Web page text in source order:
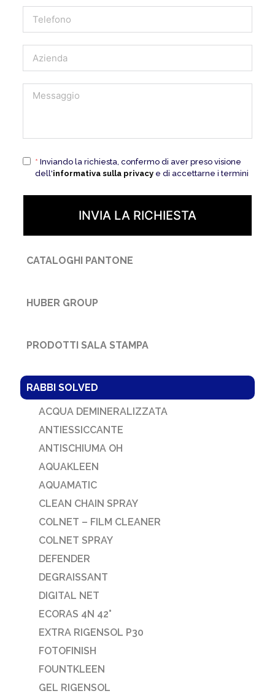
CATALOGHI PANTONE
HUBER GROUP
PRODOTTI SALA STAMPA
RABBI SOLVED
ACQUA DEMINERALIZZATA
ANTIESSICCANTE
ANTISCHIUMA OH
AQUAKLEEN
AQUAMATIC
CLEAN CHAIN SPRAY
COLNET – FILM CLEANER
COLNET SPRAY
DEFENDER
DEGRAISSANT
DIGITAL NET
ECORAS 4N 42°
EXTRA RIGENSOL P30
FOTOFINISH
FOUNTKLEEN
GEL RIGENSOL
* Inviando la richiesta, confermo di aver preso visione
dell'informativa sulla privacye di accettarne i termini
INVIA LA RICHIESTA